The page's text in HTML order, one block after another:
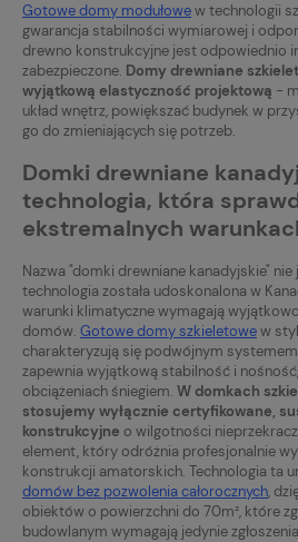
Gotowe domy modułowew technologii
gwarancja stabilności wymiarowej i
drewno konstrukcyjne jest odpowiednio
zabezpieczone. Domy drewniane
wyjątkową elastyczność projektową -
układ wnętrz, powiększać budynek w
go do zmieniających się potrzeb.
Domki drewniane
technologia, która
ekstremalnych
Nazwa "domki drewniane kanadyjskie"
technologia została udoskonalona w
warunki klimatyczne wymagają wyjątkowo
domów. Gotowe domy szkieletowew
charakteryzują się podwójnym
zapewnia wyjątkową stabilność i
obciążeniach śniegiem. W domkach
stosujemy wyłącznie certyfikowane,
konstrukcyjne o wilgotności
element, który odróżnia profesjonalnie
konstrukcji amatorskich. Technologia ta
domów bez pozwolenia całorocznych,
obiektów o powierzchni do 70m², które
budowlanym wymagają jedynie